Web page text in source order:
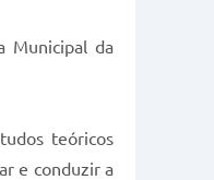
Municipal da
teóricos
e conduzir a